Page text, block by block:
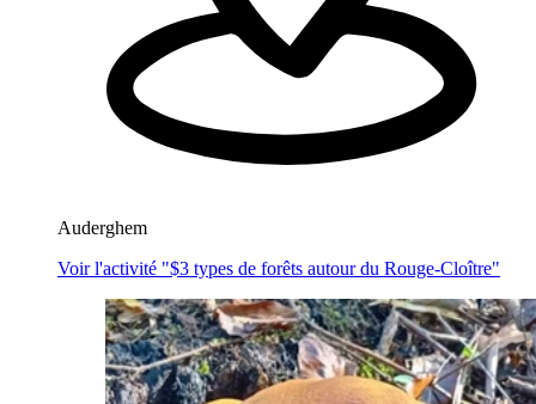
Auderghem
Voir l'activité "$3 types de forêts autour du Rouge-Cloître"